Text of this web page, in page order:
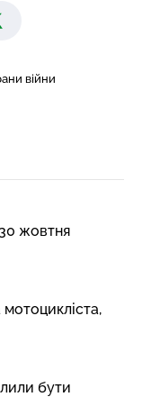
війни
жовтня
бути